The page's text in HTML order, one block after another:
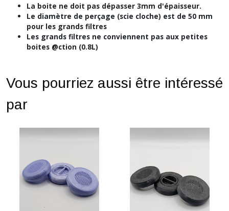
La boite ne doit pas dépasser 3mm d'épaisseur.
Le diamètre de perçage (scie cloche) est de 50 mm
pour les grands filtres
Les grands filtres ne conviennent pas aux petites
boites @ction (0.8L)
Vous pourriez aussi être intéressé
par